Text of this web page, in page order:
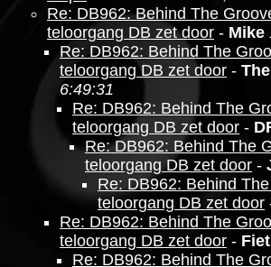
Re: DB962: Behind The
teloorgang DB zet door - Mike
Re: DB962: Behind The
teloorgang DB zet door -
6:49:31
Re: DB962: Behind The
teloorgang DB zet door -
Re: DB962: Behind The
teloorgang DB zet door -
Re: DB962: Behind
teloorgang DB zet door
Re: DB962: Behind The
teloorgang DB zet door -
Re: DB962: Behind The